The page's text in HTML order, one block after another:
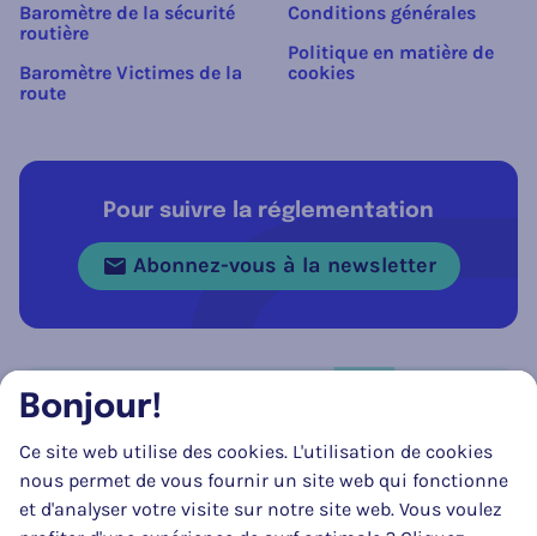
Baromètre de la sécurité
routière
Baromètre Victimes de la
route
Conditions générales
Politique en matière de
cookies
Pour suivre la réglementation
Abonnez-vous à la newsletter
Suivez-nous sur
FacebookInstagramLinkedIn
Bonjour!
Ce site web utilise des cookies. L'utilisation de cookies
nous permet de vous fournir un site web qui fonctionne
et d'analyser votre visite sur notre site web. Vous voulez